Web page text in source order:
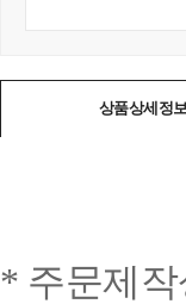
상품상세정
* 주문제